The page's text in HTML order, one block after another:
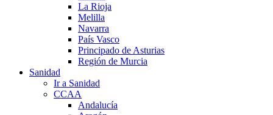
La Rioja
Melilla
Navarra
País Vasco
Principado de Asturias
Región de Murcia
Sanidad
Ir a Sanidad
CCAA
Andalucía